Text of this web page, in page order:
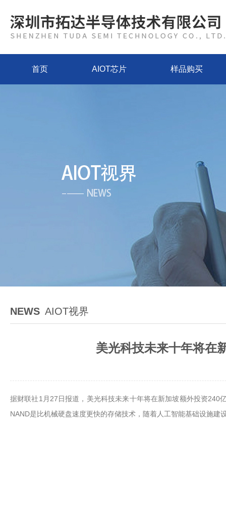
首页 AIOT芯片 样品购买
NEWS AIOT视界
美光科技未来十年将在
据财联社1月27日报道，美光科技未来十年将在新加坡额外投资240
NAND是比机械硬盘速度更快的存储技术，随着人工智能基础设施